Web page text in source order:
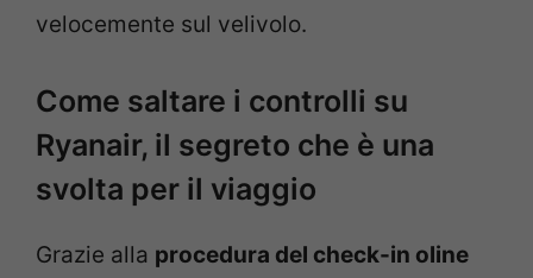
velocemente sul velivolo.
Come saltare i controlli su
Ryanair, il segreto che è una
svolta per il viaggio
Grazie alla procedura del check-in oline